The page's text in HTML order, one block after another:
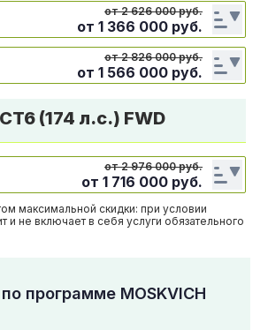
от 2 626 000 руб.
от 1 366 000 руб.
от 2 826 000 руб.
от 1 566 000 руб.
(174 л.с.) FWD
от 2 976 000 руб.
от 1 716 000 руб.
максимальной скидки: при условии
и не включает в себя услуги обязательного
программе MOSKVICH